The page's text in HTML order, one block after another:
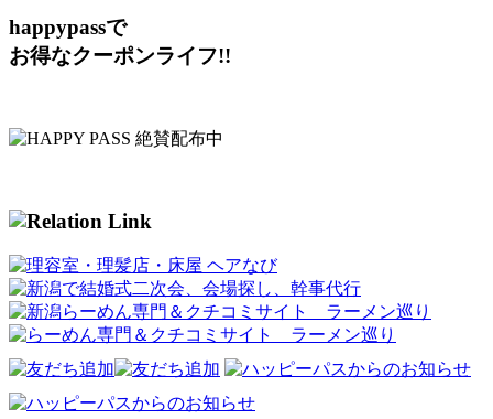
happypassで
お得なクーポンライフ!!